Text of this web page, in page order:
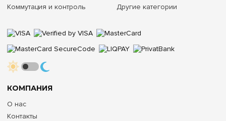
КОМПАНИЯ
О нас
Контакты
Коммутация и контроль
Другие категории